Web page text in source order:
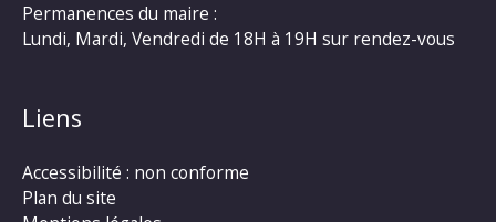
Permanences du maire :
Lundi, Mardi, Vendredi de 18H à 19H sur rendez-vous
Liens
Accessibilité : non conforme
Plan du site